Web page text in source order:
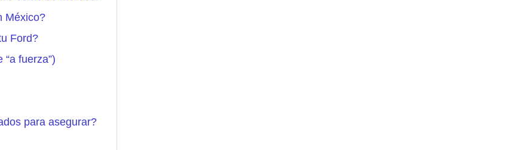
México?
Ford?
fuerza”)
para asegurar?